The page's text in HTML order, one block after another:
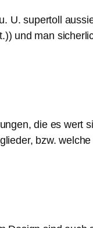
U. supertoll
und man
die es wert
bzw.